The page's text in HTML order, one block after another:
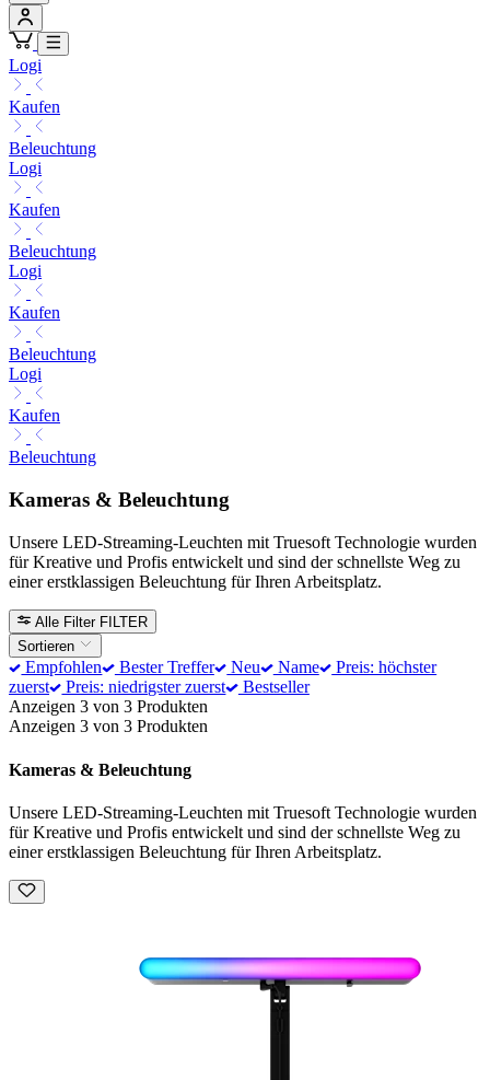
Logi
Kaufen
Beleuchtung
Logi
Kaufen
Beleuchtung
Logi
Kaufen
Beleuchtung
Logi
Kaufen
Beleuchtung
Kameras & Beleuchtung
Unsere LED-Streaming-Leuchten mit Truesoft Technologie wurden
für Kreative und Profis entwickelt und sind der schnellste Weg zu
einer erstklassigen Beleuchtung für Ihren Arbeitsplatz.
Alle Filter FILTER
Sortieren
Empfohlen Bester Treffer Neu Name
Preis: höchster
zuerst
Preis: niedrigster zuerst
Bestseller
Anzeigen 3 von 3 Produkten
Anzeigen 3 von 3 Produkten
Kameras & Beleuchtung
Unsere LED-Streaming-Leuchten mit Truesoft Technologie wurden
für Kreative und Profis entwickelt und sind der schnellste Weg zu
einer erstklassigen Beleuchtung für Ihren Arbeitsplatz.